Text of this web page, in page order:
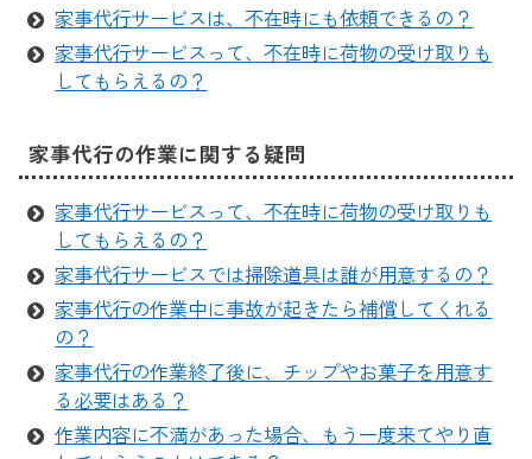
家事代行サービスは、不在時にも依頼できるの？
家事代行サービスって、不在時に荷物の受け取りも
してもらえるの？
家事代行の作業に関する疑問
家事代行サービスって、不在時に荷物の受け取りも
してもらえるの？
家事代行サービスでは掃除道具は誰が用意するの？
家事代行の作業中に事故が起きたら補償してくれる
の？
家事代行の作業終了後に、チップやお菓子を用意す
る必要はある？
作業内容に不満があった場合、もう一度来てやり直